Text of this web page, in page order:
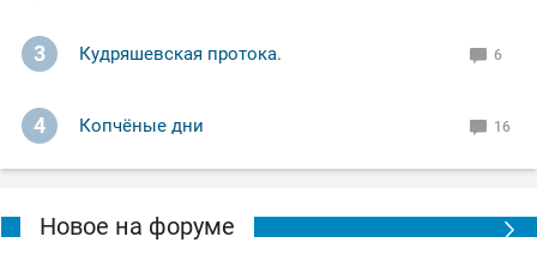
3 Кудряшевская протока. 6
4 Копчёные дни 16
Новое на форуме